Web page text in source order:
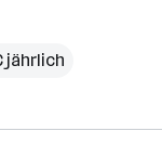
jährlich